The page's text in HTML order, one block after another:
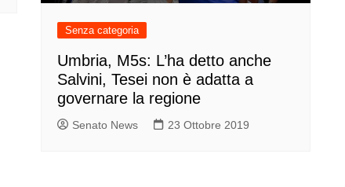
Senza categoria
Umbria, M5s: L’ha detto anche
Salvini, Tesei non è adatta a
governare la regione
Senato News 23 Ottobre 2019